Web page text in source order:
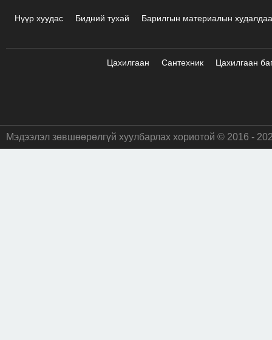
Нүүр хуудас Бидний тухай Барилгын материалын
Цахилгаан Сантехник Цахилгаан
Мэдээлэл зөвшөөрөлгүй хуулбарлах хориотой © 2016 -